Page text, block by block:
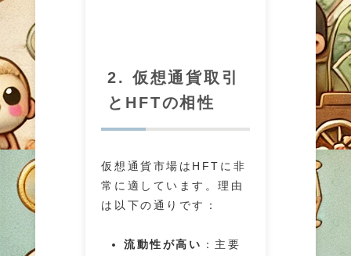
2. 仮想通貨取引
とHFTの相性
仮想通貨市場はHFTに非
常に適しています。理由
は以下の通りです：
流動性が高い ：主要